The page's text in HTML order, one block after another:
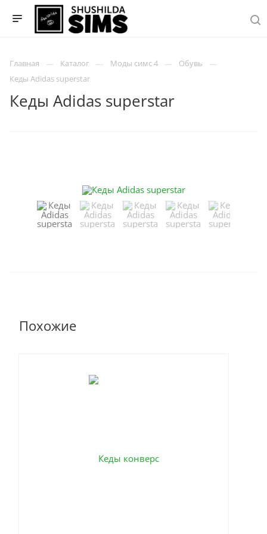
Главная Каталог Моды симс 4
Обувь
Кеды Adidas superstar
Кеды Adidas superstar
Похожие